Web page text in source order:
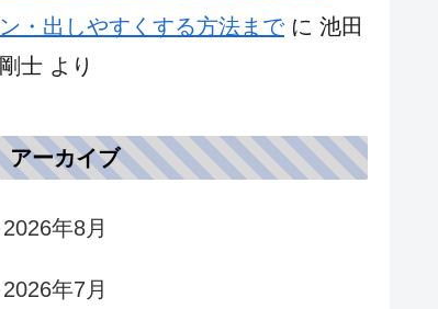
ン・出しやすくする方法までに 池田
剛士 より
アーカイブ
2026年8月
2026年7月